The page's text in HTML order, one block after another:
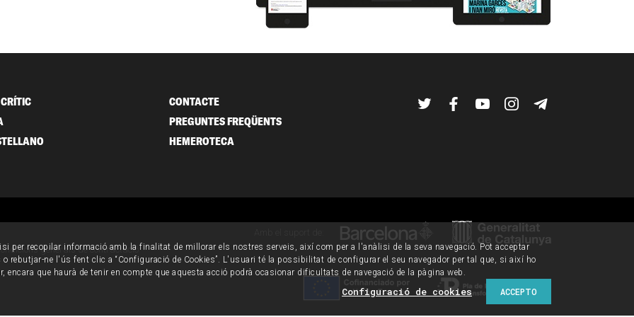
CONTACTE
PREGUNTES FREQÜENTS
HEMEROTECA
TwitterFacebook
YouTubeInstagram
generals de contractació
per recopilar informació amb la finalitat de millorar els nostres serveis, així com per a l'anàlisi de la seva navegació. Pot acceptar
o rebutjar-ne l'ús fent clic a “Configuració de Cookies”. L'usuari té la possibilitat de configurar el seu navegador per tal que, si així ho
que haurà de tenir en compte que aquesta acció podrà ocasionar dificultats de navegació de la pàgina web.
ACCEPTO
Configuració de cookies